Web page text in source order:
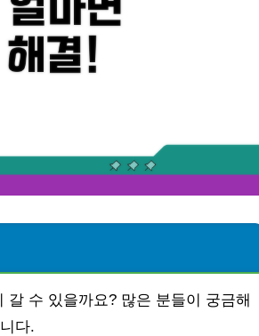
수 있을까요? 많은 분들이 궁금해
다.